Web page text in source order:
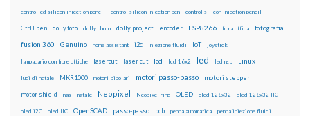
controlled silicon injection pencil control silicon injection pen control silicon injection pencil
CtrlJ pen dolly foto dolly photo dolly project encoder ESP8266 fibra ottica fotografia
fusion 360 Genuino home assistant i2c iniezione fluidi IoT joystick
lampadario con fibre ottiche lasercut laser cut lcd lcd 16x2 led led rgb Linux
luci di natale MKR1000 motori bipolari motori passo-passo motori stepper
motor shield nas natale Neopixel Neopixel ring OLED oled 128x32 oled 128x32 IIC
oled i2C oled IIC OpenSCAD passo-passo pcb penna automatica penna iniezione fluidi